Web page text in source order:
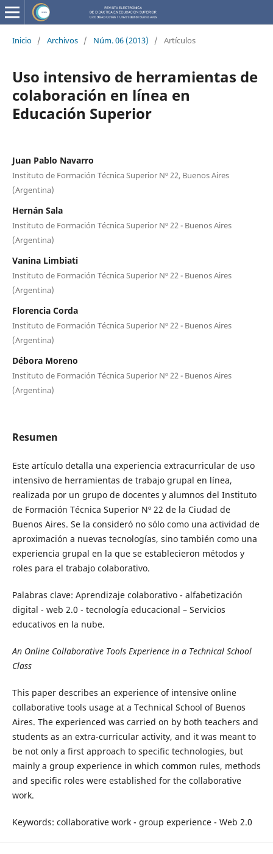
Inicio / Archivos / Núm. 06 (2013) / Artículos
Uso intensivo de herramientas de
colaboración en línea en
Educación Superior
Juan Pablo Navarro
Instituto de Formación Técnica Superior Nº 22, Buenos Aires
(Argentina)
Hernán Sala
Instituto de Formación Técnica Superior Nº 22 - Buenos Aires
(Argentina)
Vanina Limbiati
Instituto de Formación Técnica Superior Nº 22 - Buenos Aires
(Argentina)
Florencia Corda
Instituto de Formación Técnica Superior Nº 22 - Buenos Aires
(Argentina)
Débora Moreno
Instituto de Formación Técnica Superior Nº 22 - Buenos Aires
(Argentina)
Resumen
Este artículo detalla una experiencia extracurricular de uso
intensivo de herramientas de trabajo grupal en línea,
realizada por un grupo de docentes y alumnos del Instituto
de Formación Técnica Superior Nº 22 de la Ciudad de
Buenos Aires. Se la consideró no sólo como una actividad de
aproximación a nuevas tecnologías, sino también como una
experiencia grupal en la que se establecieron métodos y
roles para el trabajo colaborativo.
Palabras clave: Aprendizaje colaborativo - alfabetización
digital - web 2.0 - tecnología educacional – Servicios
educativos en la nube.
An Online Collaborative Tools Experience in a Technical School
Class
This paper describes an experience of intensive online
collaborative tools usage at a Technical School of Buenos
Aires. The experienced was carried on by both teachers and
students as an extra-curricular activity, and it was meant to
be not only a first approach to specific technologies, but
mainly a group experience in which common rules, methods
and specific roles were established for the collaborative
work.
Keywords: collaborative work - group experience - Web 2.0